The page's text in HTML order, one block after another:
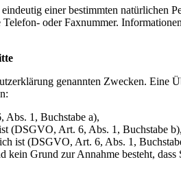
einer bestimmten natürlichen
oder Faxnummer.
genannten Zwecken.
1, Buchstabe a),
(DSGVO, Art. 6, Abs. 1, Buchstabe b),
ist (DSGVO, Art. 6, Abs. 1,
Grund zur Annahme besteht,